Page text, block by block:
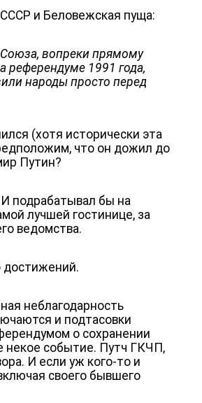
и Беловежская пуща:
вопреки прямому
1991 года,
народы просто перед
(хотя исторически эта
что он дожил до
Путин?
подрабатывал бы на
лучшей гостинице, за
ведомства.
достижений.
неблагодарность
и подтасовки
о сохранении
событие. Путч ГКЧП,
И если уж кого-то и
своего бывшего